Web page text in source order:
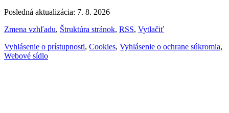
Posledná aktualizácia: 7. 8. 2026
Zmena vzhľadu, Štruktúra stránok, RSS, Vytlačiť
Vyhlásenie o prístupnosti, Cookies, Vyhlásenie o ochrane súkromia,
Webové sídlo